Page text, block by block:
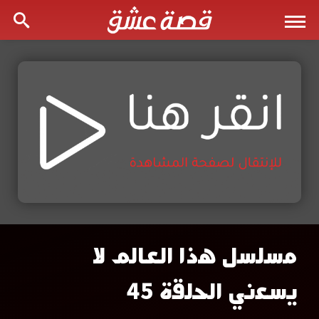
مسلسل
هذا
مسلسل هذا العالم لا
يسعني الحلقة 45